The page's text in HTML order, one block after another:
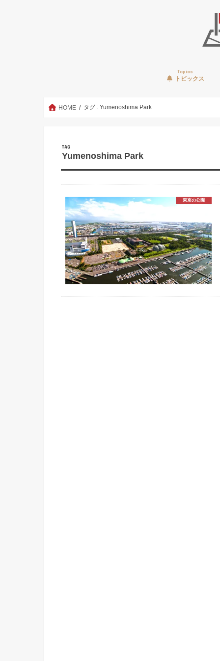
Topics
トピックス
HOME タグ : Yumenoshima Park
TAG
Yumenoshima Park
東京の公園